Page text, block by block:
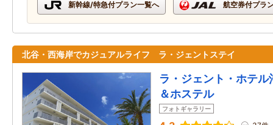
新幹線/特急付プラン一覧へ 航空券付プラ
北谷・西海岸でカジュアルライフ ラ・ジェントステイ
ラ・ジェント・ホテ
＆ホステル
フォトギャラリー